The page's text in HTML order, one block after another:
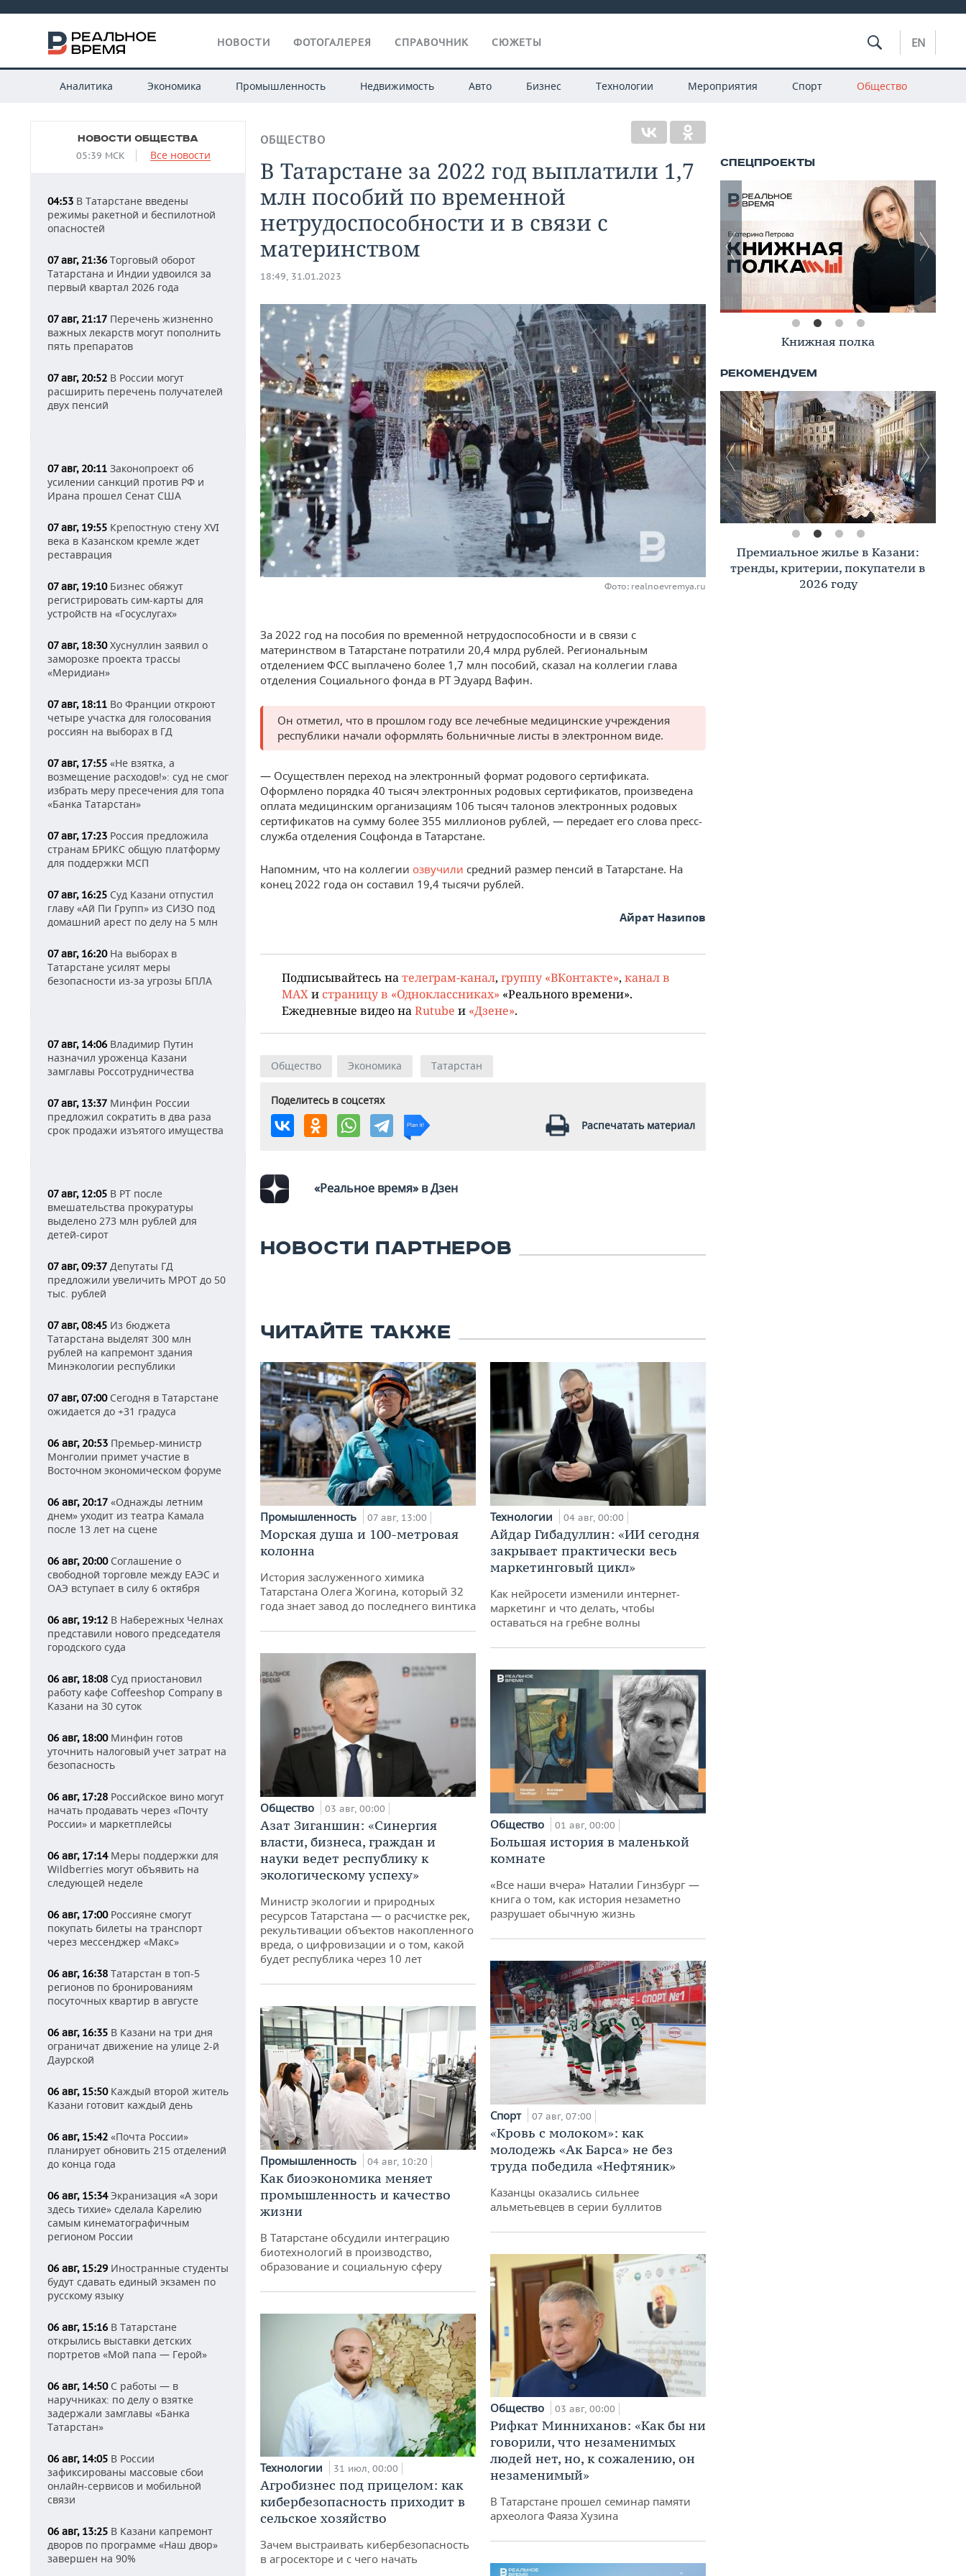
НОВОСТИ ФОТОГАЛЕРЕЯ СПРАВОЧНИК СЮЖЕТЫ EN
Аналитика Экономика Промышленность Недвижимость Авто Бизнес Технологии Мероприятия Спорт Общество
НОВОСТИ ОБЩЕСТВА
05:39 МСК Все новости
04:53 В Татарстане введены
режимы ракетной и беспилотной
опасностей
07 авг, 21:36 Торговый оборот
Татарстана и Индии удвоился за
первый квартал 2026 года
07 авг, 21:17 Перечень жизненно
важных лекарств могут пополнить
пять препаратов
07 авг, 20:52 В России могут
расширить перечень получателей
двух пенсий
07 авг, 20:11 Законопроект об
усилении санкций против РФ и
Ирана прошел Сенат США
07 авг, 19:55 Крепостную стену XVI
века в Казанском кремле ждет
реставрация
07 авг, 19:10Бизнес обяжут
регистрировать сим-карты для
устройств на «Госуслугах»
07 авг, 18:30Хуснуллин заявил о
заморозке проекта трассы
«Меридиан»
07 авг, 18:11 Во Франции откроют
четыре участка для голосования
россиян на выборах в ГД
07 авг, 17:55 «Не взятка, а
возмещение расходов!»: суд не смог
избрать меру пресечения для топа
«Банка Татарстан»
07 авг, 17:23 Россия предложила
странам БРИКС общую платформу
для поддержки МСП
07 авг, 16:25 Суд Казани отпустил
главу «Ай Пи Групп» из СИЗО под
домашний арест по делу на 5 млн
07 авг, 16:20На выборах в
Татарстане усилят меры
безопасности из-за угрозы БПЛА
07 авг, 14:06 Владимир Путин
назначил уроженца Казани
замглавы Россотрудничества
07 авг, 13:37 Минфин России
предложил сократить в два раза
срок продажи изъятого имущества
07 авг, 12:05 В РТ после
вмешательства прокуратуры
выделено 273 млн рублей для
детей-сирот
07 авг, 09:37 Депутаты ГД
предложили увеличить МРОТ до 50
тыс. рублей
07 авг, 08:45 Из бюджета
Татарстана выделят 300 млн
рублей на капремонт здания
Минэкологии республики
07 авг, 07:00Сегодня в Татарстане
ожидается до +31 градуса
06 авг, 20:53 Премьер-министр
Монголии примет участие в
Восточном экономическом форуме
06 авг, 20:17 «Однажды летним
днем» уходит из театра Камала
после 13 лет на сцене
06 авг, 20:00Соглашение о
свободной торговле между ЕАЭС и
ОАЭ вступает в силу 6 октября
06 авг, 19:12 В Набережных Челнах
представили нового председателя
городского суда
06 авг, 18:08 Суд приостановил
работу кафе Coffeeshop Company в
Казани на 30 суток
06 авг, 18:00Минфин готов
уточнить налоговый учет затрат на
безопасность
06 авг, 17:28 Российское вино могут
начать продавать через «Почту
России» и маркетплейсы
06 авг, 17:14Меры поддержки для
Wildberries могут объявить на
следующей неделе
06 авг, 17:00Россияне смогут
покупать билеты на транспорт
через мессенджер «Макс»
06 авг, 16:38 Татарстан в топ-5
регионов по бронированиям
посуточных квартир в августе
06 авг, 16:35 В Казани на три дня
ограничат движение на улице 2-й
Даурской
06 авг, 15:50Каждый второй житель
Казани готовит каждый день
06 авг, 15:42 «Почта России»
планирует обновить 215 отделений
до конца года
06 авг, 15:34Экранизация «А зори
здесь тихие» сделала Карелию
самым кинематографичным
регионом России
06 авг, 15:29 Иностранные студенты
будут сдавать единый экзамен по
русскому языку
06 авг, 15:16 В Татарстане
открылись выставки детских
портретов «Мой папа — Герой»
06 авг, 14:50С работы — в
наручниках: по делу о взятке
задержали замглавы «Банка
Татарстан»
06 авг, 14:05 В России
зафиксированы массовые сбои
онлайн-сервисов и мобильной
связи
06 авг, 13:25 В Казани капремонт
дворов по программе «Наш двор»
завершен на 90%
ОБЩЕСТВО
В Татарстане за 2022 год выплатили 1,7
млн пособий по временной
нетрудоспособности и в связи с
материнством
18:49, 31.01.2023
Фото: realnoevremya.ru
За 2022 год на пособия по временной нетрудоспособности и в связи с
материнством в Татарстане потратили 20,4 млрд рублей. Региональным
отделением ФСС выплачено более 1,7 млн пособий, сказал на коллегии глава
отделения Социального фонда в РТ Эдуард Вафин.
Он отметил, что в прошлом году все лечебные медицинские учреждения
республики начали оформлять больничные листы в электронном виде.
— Осуществлен переход на электронный формат родового сертификата.
Оформлено порядка 40 тысяч электронных родовых сертификатов, произведена
оплата медицинским организациям 106 тысяч талонов электронных родовых
сертификатов на сумму более 355 миллионов рублей, — передает его слова пресс-
служба отделения Соцфонда в Татарстане.
Напомним, что на коллегии озвучили средний размер пенсий в Татарстане. На
конец 2022 года он составил 19,4 тысячи рублей.
Айрат Назипов
Подписывайтесь нателеграм-канал, группу «ВКонтакте», канал в
MAXи страницу в «Одноклассниках» «Реального времени».
Ежедневные видео наRutube и «Дзене».
Общество Экономика Татарстан
Поделитесь в соцсетях
Распечатать материал
«Реальное время» в Дзен
НОВОСТИ ПАРТНЕРОВ
ЧИТАЙТЕ ТАКЖЕ
Промышленность 07 авг, 13:00
Морская душа и 100-метровая
колонна
История заслуженного химика
Татарстана Олега Жогина, который 32
года знает завод до последнего винтика
Общество 03 авг, 00:00
Азат Зиганшин: «Синергия
власти, бизнеса, граждан и
науки ведет республику к
экологическому успеху»
Министр экологии и природных
ресурсов Татарстана — о расчистке рек,
рекультивации объектов накопленного
вреда, о цифровизации и о том, какой
будет республика через 10 лет
Промышленность 04 авг, 10:20
Как биоэкономика меняет
промышленность и качество
жизни
В Татарстане обсудили интеграцию
биотехнологий в производство,
образование и социальную сферу
Технологии 31 июл, 00:00
Агробизнес под прицелом: как
кибербезопасность приходит в
сельское хозяйство
Зачем выстраивать кибербезопасность
в агросекторе и с чего начать
Технологии 04 авг, 00:00
Айдар Гибадуллин: «ИИ сегодня
закрывает практически весь
маркетинговый цикл»
Как нейросети изменили интернет-
маркетинг и что делать, чтобы
оставаться на гребне волны
Общество 01 авг, 00:00
Большая история в маленькой
комнате
«Все наши вчера» Наталии Гинзбург —
книга о том, как история незаметно
разрушает обычную жизнь
Спорт 07 авг, 07:00
«Кровь с молоком»: как
молодежь «Ак Барса» не без
труда победила «Нефтяник»
Казанцы оказались сильнее
альметьевцев в серии буллитов
Общество 03 авг, 00:00
Рифкат Минниханов: «Как бы ни
говорили, что незаменимых
людей нет, но, к сожалению, он
незаменимый»
В Татарстане прошел семинар памяти
археолога Фаяза Хузина
Книжная полка
Премиальное жилье в Казани:
тренды, критерии, покупатели в
2026 году